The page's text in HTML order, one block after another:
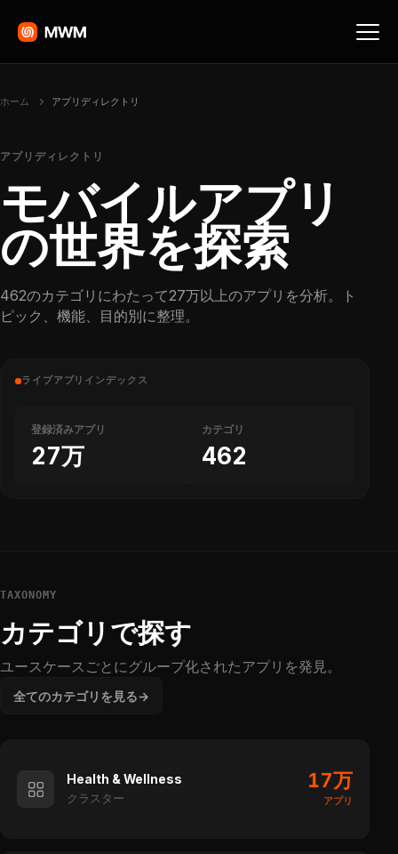
ホーム アプリディレクトリ
アプリディレクトリ
モバイルアプリ
の世界を探索
462のカテゴリにわたって27万以上のアプリを分析。ト
ピック、機能、目的別に整理。
ライブアプリインデックス
登録済みアプリ
27万
カテゴリ
462
TAXONOMY
カテゴリで探す
ユースケースごとにグループ化されたアプリを発見。
全てのカテゴリを見る→
Health & Wellness
クラスター
17万
アプリ